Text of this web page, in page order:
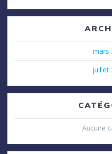
mars
juillet
Aucune